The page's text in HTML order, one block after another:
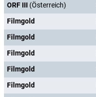
ORF III (Österreich)
Filmgold
Filmgold
Filmgold
Filmgold
Filmgold